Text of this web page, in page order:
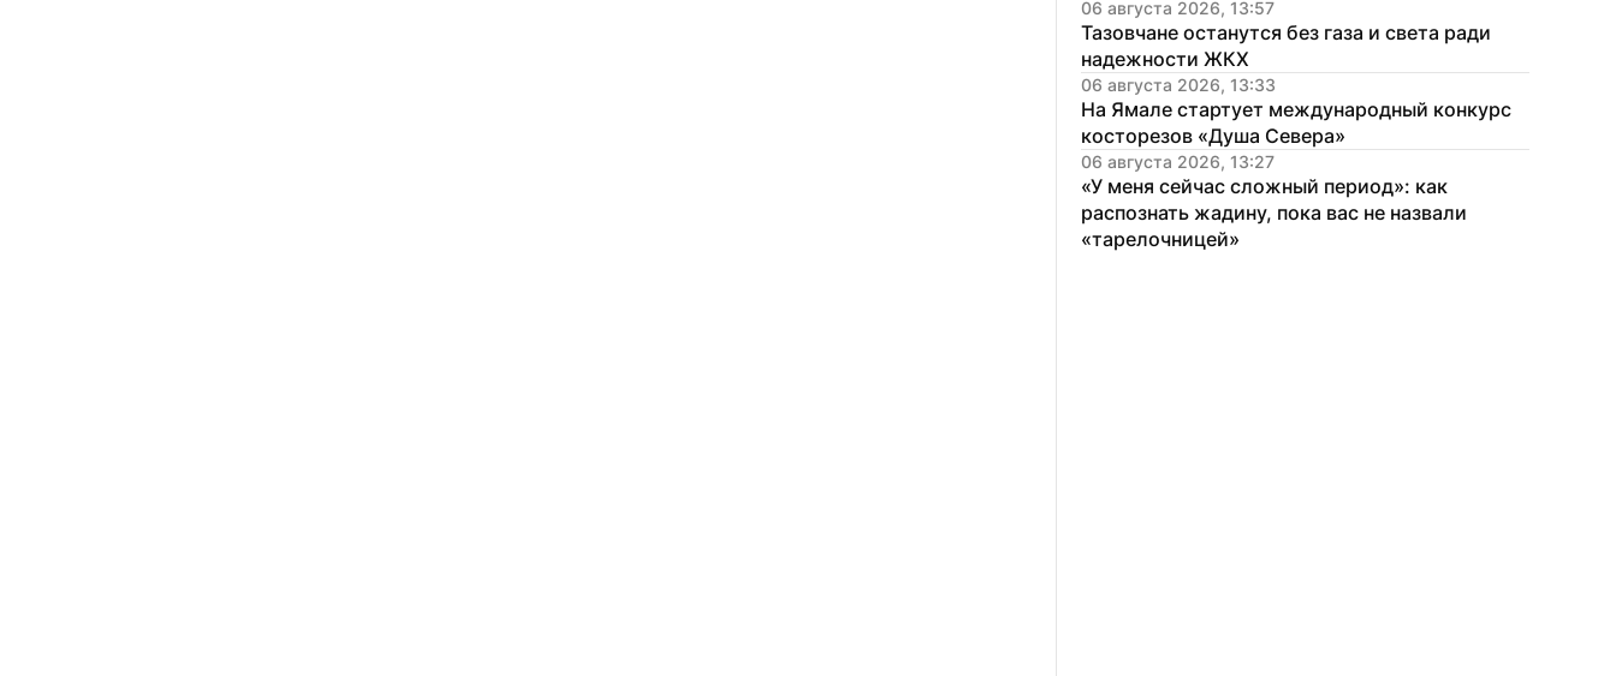
06 августа 2026, 13:57
Тазовчане останутся без газа и света ради
надежности ЖКХ
06 августа 2026, 13:33
На Ямале стартует международный конкурс
косторезов «Душа Севера»
06 августа 2026, 13:27
«У меня сейчас сложный период»: как
распознать жадину, пока вас не назвали
«тарелочницей»